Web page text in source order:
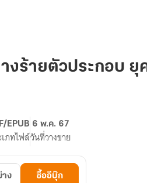
งร้ายตัวประกอบ ยุ
EPUB
ภทไฟล์
6 พ.ค. 67
วันที่วางขาย
ง ซื้ออีบุ๊ก